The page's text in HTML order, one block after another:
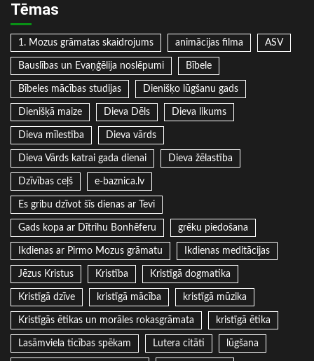
Tēmas
1. Mozus grāmatas skaidrojums animācijas filma ASV
Bauslības un Evaņģēlija noslēpumi Bībele
Bībeles mācības studijas Dienišķo lūgšanu gads
Dienišķā maize Dieva Dēls Dieva likums
Dieva mīlestība Dieva vārds
Dieva Vārds katrai gada dienai Dieva žēlastība
Dzīvības ceļš e-baznica.lv
Es gribu dzīvot šīs dienas ar Tevi
Gads kopa ar Dītrihu Bonhēferu grēku piedošana
Ikdienas ar Pirmo Mozus grāmatu Ikdienas meditācijas
Jēzus Kristus Kristība Kristīgā dogmatika
Kristīgā dzīve kristīgā mācība kristīgā mūzika
Kristīgās ētikas un morāles rokasgrāmata kristīgā ētika
Lasāmviela ticības spēkam Lutera citāti lūgšana